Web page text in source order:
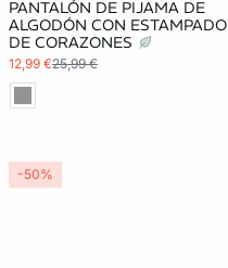
PANTALÓN DE PIJAMA DE
ALGODÓN CON ESTAMPADO
DE CORAZONES
12,99 €25,99 €
-50%